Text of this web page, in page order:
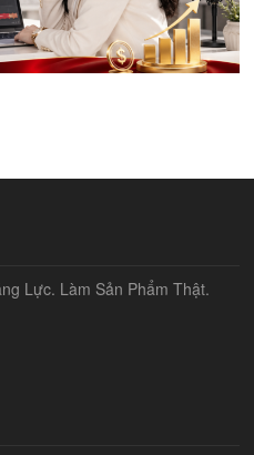
Lực. Làm Sản Phẩm Thật.